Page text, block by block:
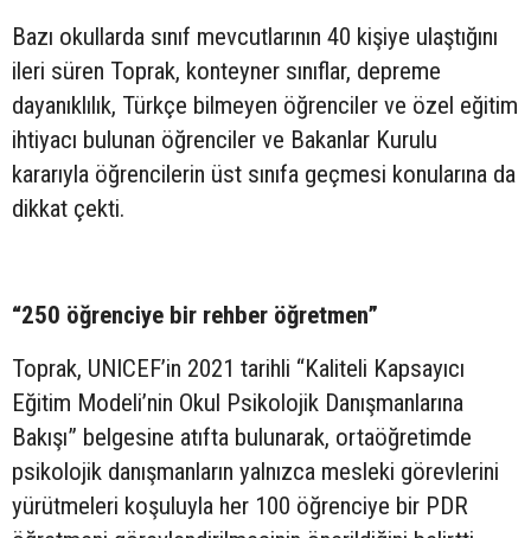
Bazı okullarda sınıf mevcutlarının 40 kişiye ulaştığını
ileri süren Toprak, konteyner sınıflar, depreme
dayanıklılık, Türkçe bilmeyen öğrenciler ve özel eğitim
ihtiyacı bulunan öğrenciler ve Bakanlar Kurulu
kararıyla öğrencilerin üst sınıfa geçmesi konularına da
dikkat çekti.
“250 öğrenciye bir rehber öğretmen”
Toprak, UNICEF’in 2021 tarihli “Kaliteli Kapsayıcı
Eğitim Modeli’nin Okul Psikolojik Danışmanlarına
Bakışı” belgesine atıfta bulunarak, ortaöğretimde
psikolojik danışmanların yalnızca mesleki görevlerini
yürütmeleri koşuluyla her 100 öğrenciye bir PDR